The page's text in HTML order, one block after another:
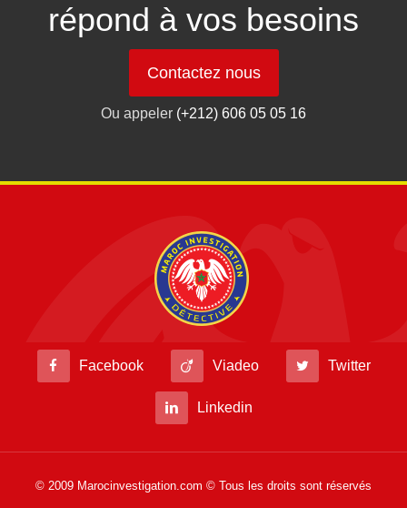
répond à vos besoins
Contactez nous
Ou appeler (+212) 606 05 05 16
Facebook Viadeo Twitter
Linkedin
© 2009 Marocinvestigation.com © Tous les droits sont réservés